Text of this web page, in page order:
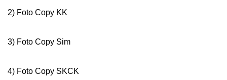
2) Foto Copy KK
3) Foto Copy Sim
4) Foto Copy SKCK